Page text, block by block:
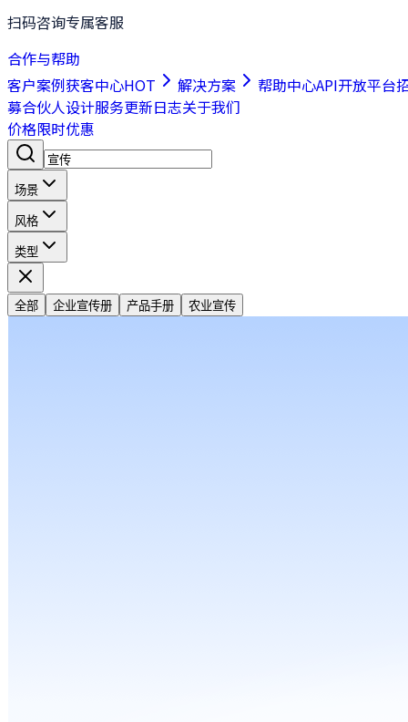
扫码咨询专属客服
合作与帮助
客户案例获客中心HOT 解决方案 帮助中心API开放平台
募合伙人设计服务更新日志关于我们
价格限时优惠
场景
风格
类型
全部 企业宣传册 产品手册 农业宣传